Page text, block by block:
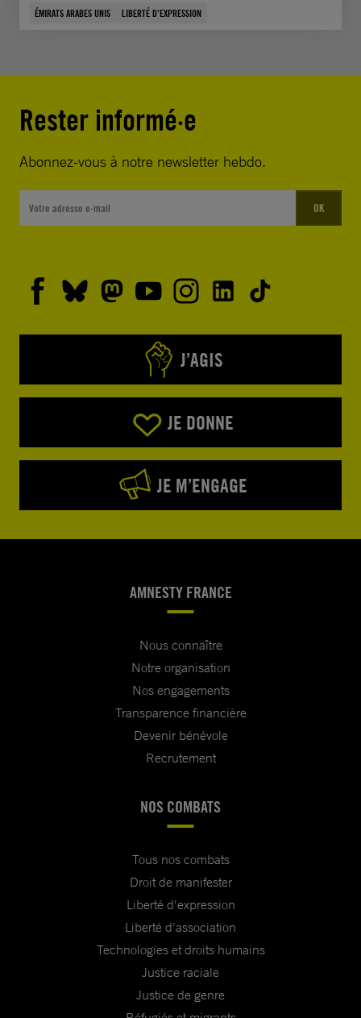
ÉMIRATS ARABES UNIS LIBERTÉ D'EXPRESSION
Rester informé·e
Abonnez-vous à notre newsletter hebdo.
OK
J’AGIS
JE DONNE
JE M’ENGAGE
AMNESTY FRANCE
Nous connaître
Notre organisation
Nos engagements
Transparence financière
Devenir bénévole
Recrutement
NOS COMBATS
Tous nos combats
Droit de manifester
Liberté d'expression
Liberté d'association
Technologies et droits humains
Justice raciale
Justice de genre